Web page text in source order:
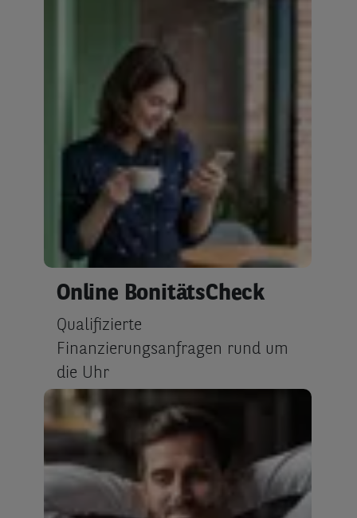
Online BonitätsCheck
Qualifizierte
Finanzierungsanfragen rund um
die Uhr